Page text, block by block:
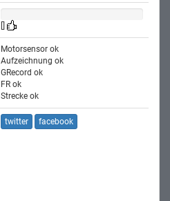
Motorsensor ok
Aufzeichnung ok
GRecord ok
FR ok
Strecke ok
twitter facebook